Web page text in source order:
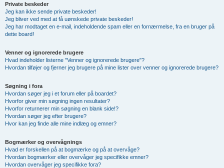
Private beskeder
Jeg kan ikke sende private beskeder!
Jeg bliver ved med at få uønskede private beskeder!
Jeg har modtaget en e-mail, indeholdende spam eller en fornærmelse, fra en bruger på
dette board!
Venner og ignorerede brugere
Hvad indeholder listerne "Venner og ignorerede brugere"?
Hvordan tilføjer og fjerner jeg brugere på mine lister over venner og ignorerede brugere?
Søgning i fora
Hvordan søger jeg i et forum eller på boardet?
Hvorfor giver min søgning ingen resultater?
Hvorfor returnerer min søgning en blank side!?
Hvordan søger jeg efter brugere?
Hvor kan jeg finde alle mine indlæg og emner?
Bogmærker og overvågnings
Hvad er forskellen på at bogmærke og på at overvåge?
Hvordan bogmærker eller overvåger jeg specifikke emner?
Hvordan overvåger jeg specifikke fora?